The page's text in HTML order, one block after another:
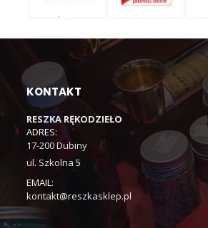
KONTAKT
RESZKA RĘKODZIEŁO
ADRES:
17-200 Dubiny
ul. Szkolna 5
EMAIL:
kontakt@reszkasklep.pl